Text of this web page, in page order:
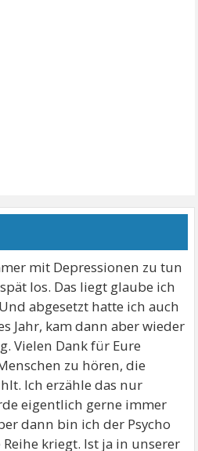
mit Depressionen zu tun
los. Das liegt glaube ich
abgesetzt hatte ich auch
Jahr, kam dann aber wieder
Vielen Dank für Eure
zu hören, die
Ich erzähle das nur
eigentlich gerne immer
dann bin ich der Psycho
kriegt. Ist ja in unserer